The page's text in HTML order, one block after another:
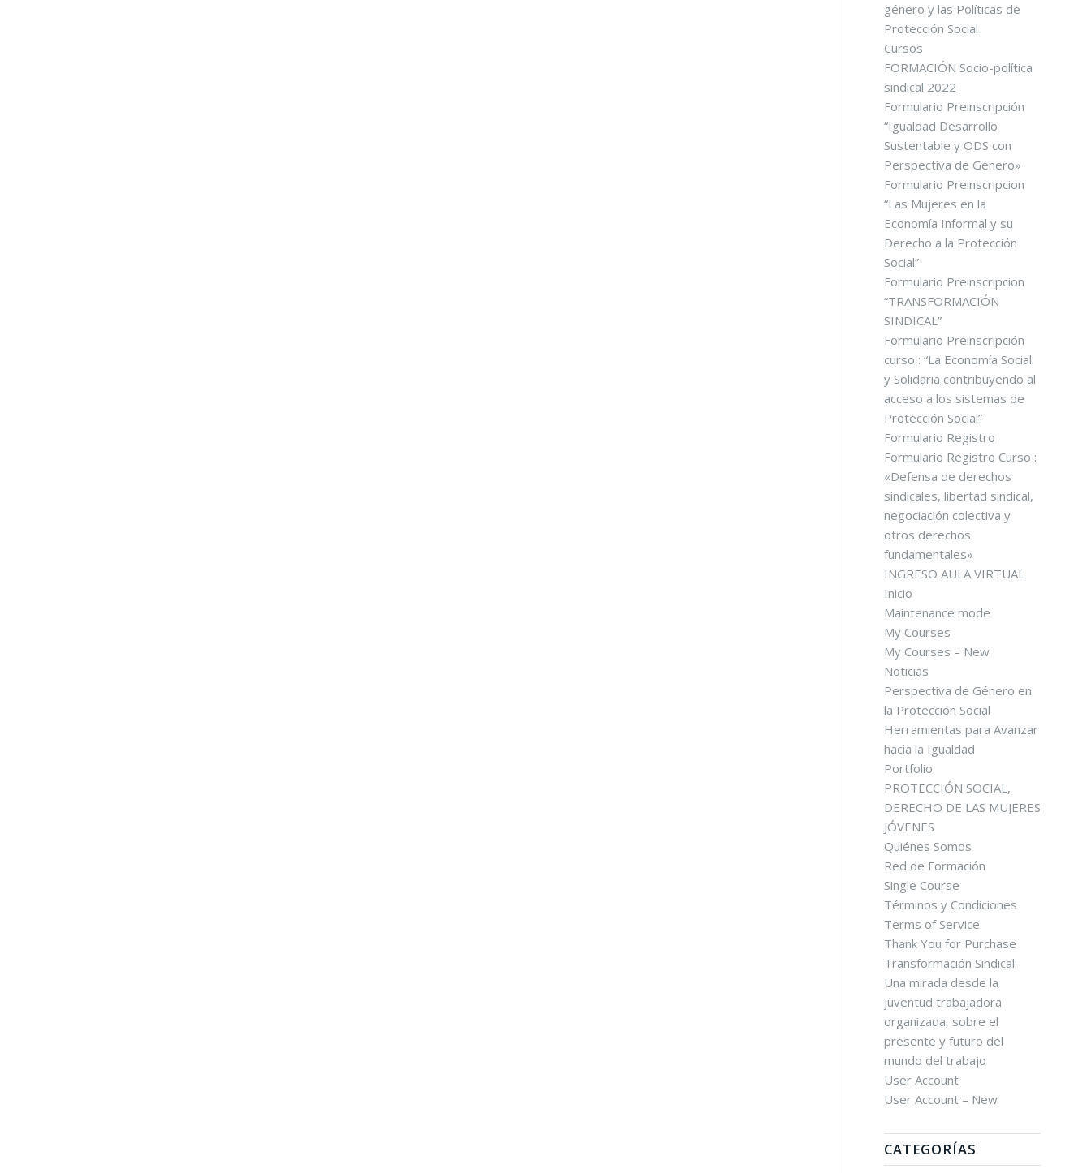
género y las Políticas de
Protección Social
Cursos
FORMACIÓN Socio-política
sindical 2022
Formulario Preinscripción
“Igualdad Desarrollo
Sustentable y ODS con
Perspectiva de Género»
Formulario Preinscripcion
“Las Mujeres en la
Economía Informal y su
Derecho a la Protección
Social”
Formulario Preinscripcion
“TRANSFORMACIÓN
SINDICAL”
Formulario Preinscripción
curso : “La Economía Social
y Solidaria contribuyendo al
acceso a los sistemas de
Protección Social”
Formulario Registro
Formulario Registro Curso :
«Defensa de derechos
sindicales, libertad sindical,
negociación colectiva y
otros derechos
fundamentales»
INGRESO AULA VIRTUAL
Inicio
Maintenance mode
My Courses
My Courses – New
Noticias
Perspectiva de Género en
la Protección Social
Herramientas para Avanzar
hacia la Igualdad
Portfolio
PROTECCIÓN SOCIAL,
DERECHO DE LAS MUJERES
JÓVENES
Quiénes Somos
Red de Formación
Single Course
Términos y Condiciones
Terms of Service
Thank You for Purchase
Transformación Sindical:
Una mirada desde la
juventud trabajadora
organizada, sobre el
presente y futuro del
mundo del trabajo
User Account
User Account – New
CATEGORÍAS